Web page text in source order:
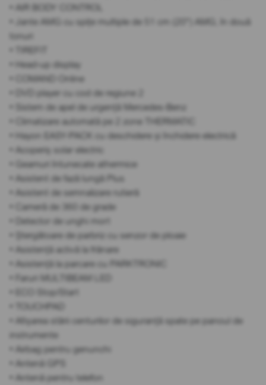
• AIR BODY CONTROL
• Jante AMG cu spițe multiple de 51 cm (20'') AMG, în două
tonuri
• Head-up display
• COMAND Online
• DVD player cu cod de regiune 2
• Sistem de apel de urgență Mercedes-Benz
• Climatizare automată pe 2 zone THERMATIC
• Hayon EASY-PACK cu deschidere și închidere electrică
• Acoperiș solar electric
• Geamuri întunecate athermice
• Asistent de fază lungă Plus
• Asistent de semnalizare rutieră
• Cameră de 360 de grade
• Detector de unghi mort
• Ștergătoare de parbriz cu senzor de ploaie
• Asistență activă la frânare
• Asistență la parcare cu PARKTRONIC
• Faruri MULTIBEAM LED
• ECO Stop/Start
• TOUCHPAD
• Afișarea stării centurilor de siguranță spate pe panoul de
instrumente
• Airbag pentru genunchi
• Antenă GPS
• Antenă pentru telefon